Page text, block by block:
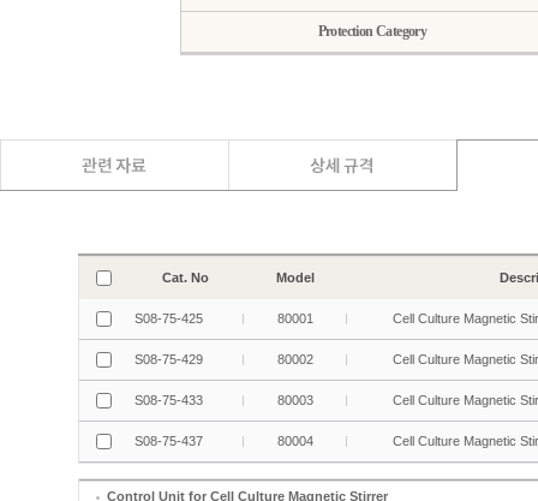
Protection Category